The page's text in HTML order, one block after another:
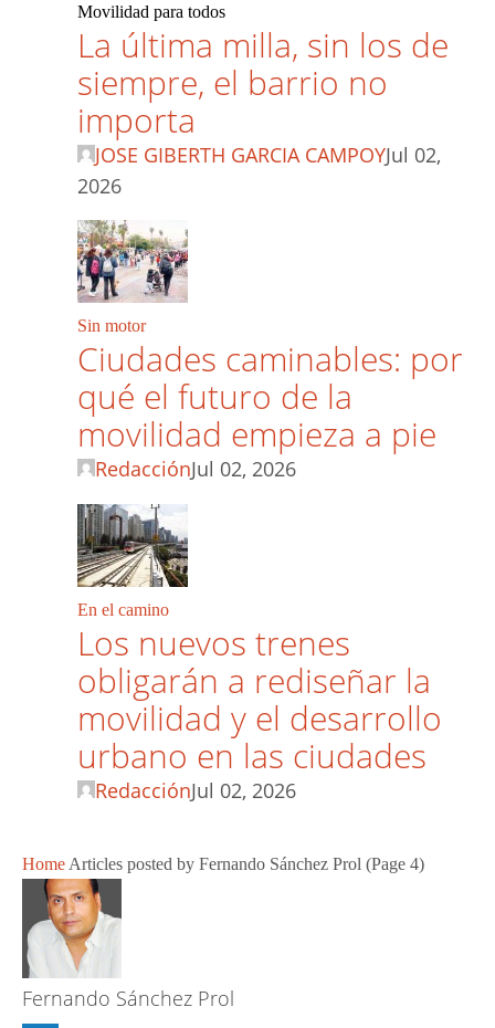
Movilidad para todos
La última milla, sin los de
siempre, el barrio no
importa
JOSE GIBERTH GARCIA CAMPOYJul 02,
2026
Sin motor
Ciudades caminables: por
qué el futuro de la
movilidad empieza a pie
RedacciónJul 02, 2026
En el camino
Los nuevos trenes
obligarán a rediseñar la
movilidad y el desarrollo
urbano en las ciudades
RedacciónJul 02, 2026
Home Articles posted by Fernando Sánchez Prol (Page 4)
Fernando Sánchez Prol